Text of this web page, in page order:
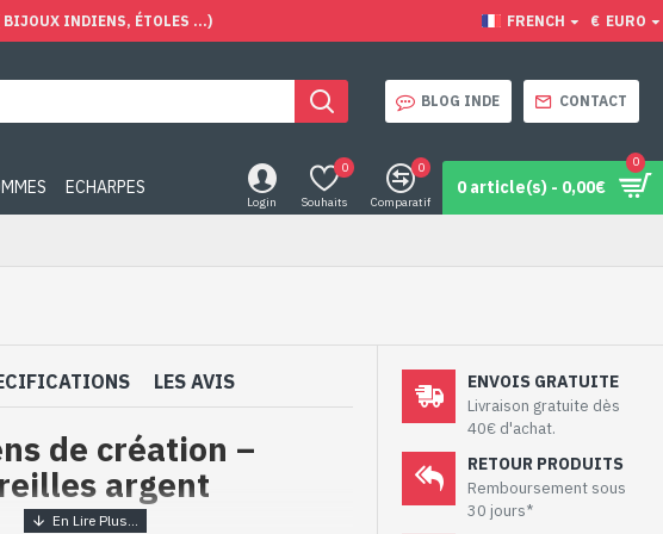
BIJOUX INDIENS, ÉTOLES ...) FRENCH € EURO
BLOG INDE CONTACT
ECHARPES
Login Souhaits
0
Comparatif
0
0 article(s) - 0,00€
0
LES AVIS
de création –
argent
ENVOIS GRATUITE
Livraison gratuite dès
40€ d'achat.
RETOUR PRODUITS
Remboursement sous
30 jours*